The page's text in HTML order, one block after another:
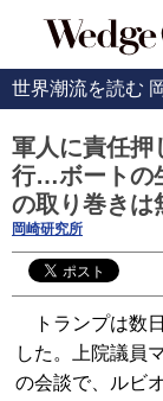
世界潮流を読む
軍人に責任押
行…ボートの
の取り巻きは
岡崎研究所
トランプは数
した。上院議員
の会談で、ルビ